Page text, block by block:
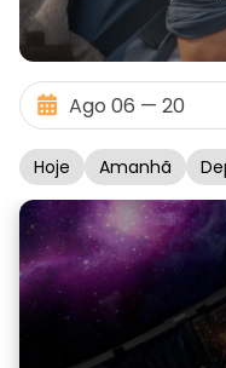
Hoje Amanhã